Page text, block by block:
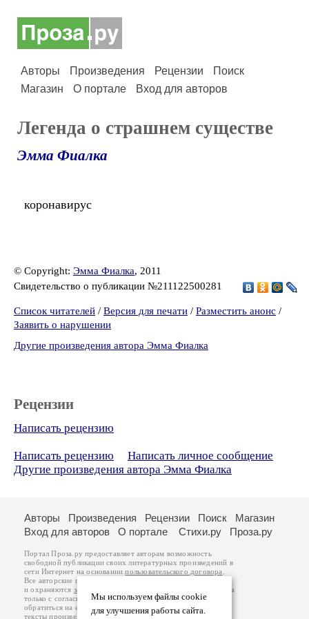
Авторы Произведения Рецензии
Поиск
Магазин
О портале Вход для авторов
Легенда о страшнем существе
Эмма Фиалка
коронавирус
© Copyright: Эмма Фиалка, 2011
Свидетельство о публикации №211122500281
Список читателей / Версия для печати / Разместить анонс /
Заявить о нарушении
Другие произведения автора Эмма Фиалка
Рецензии
Написать рецензию
Написать рецензию
Написать личное сообщение
Другие произведения автора Эмма Фиалка
Мы используем файлы cookie
для улучшения работы сайта.
Авторы Произведения Рецензии Поиск
Магазин
Вход для авторов
О портале Стихи.ру Проза.ру
Портал Проза.ру предоставляет авторам возможность
свободной публикации своих литературных произведений в
сети Интернет на основаниипользовательского договора
Все авторские права на произведения принадлежат авторам
и охраняются законом
. Перепечатка произведений возможна
только с согласия его автора, к которому вы можете
обратиться на его авторской странице. Ответственность за
тексты произведений авторы несут самостоятельно на